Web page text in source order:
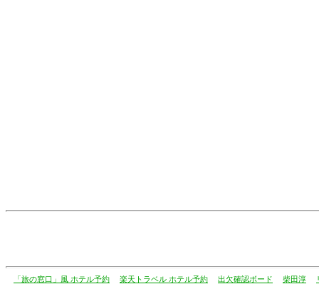
「旅の窓口」風 ホテル予約 楽天トラベル ホテル予約 出欠確認ボード 柴田淳